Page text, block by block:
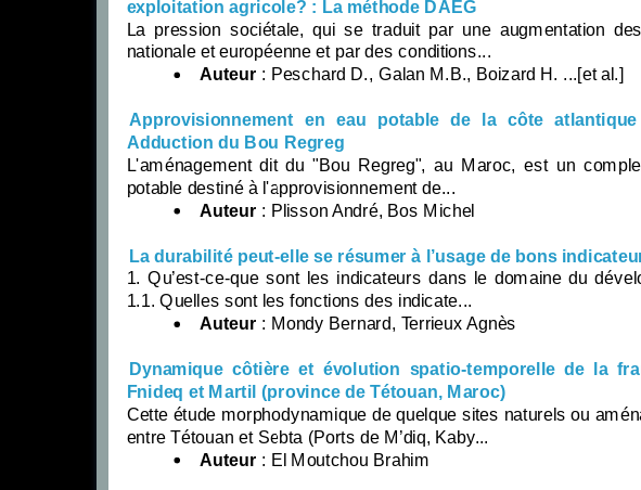
exploitation agricole? : La méthode DAEG
La pression sociétale, qui se traduit par une augmentation
nationale et européenne et par des conditions...
Auteur : Peschard D., Galan M.B., Boizard H. ...[et al.]
Approvisionnement en eau potable de la côte
Adduction du Bou Regreg
L'aménagement dit du "Bou Regreg", au Maroc, est un
potable destiné à l'approvisionnement de...
Auteur : Plisson André, Bos Michel
La durabilité peut-elle se résumer à l’usage de bons
1. Qu’est-ce-que sont les indicateurs dans le domaine du
1.1. Quelles sont les fonctions des indicate...
Auteur : Mondy Bernard, Terrieux Agnès
Dynamique côtière et évolution spatio-temporelle de la
Fnideq et Martil (province de Tétouan, Maroc)
Cette étude morphodynamique de quelque sites naturels ou
entre Tétouan et Sebta (Ports de M’diq, Kaby...
Auteur : El Moutchou Brahim